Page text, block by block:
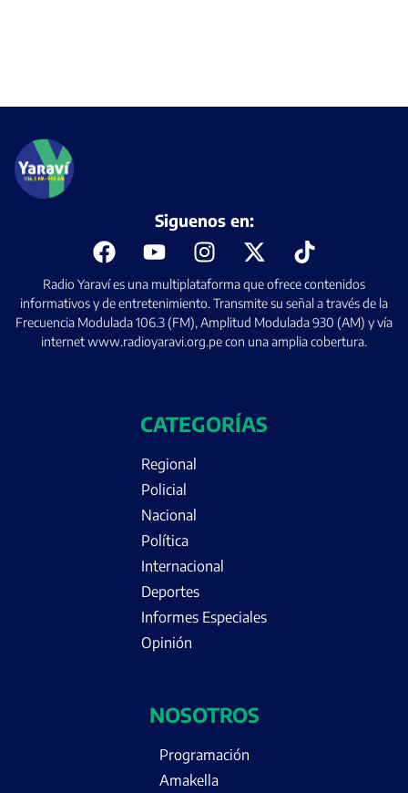
Radio Yaraví es una multiplataforma que ofrece contenidos
informativos y de entretenimiento. Transmite su señal a través de la
Frecuencia Modulada 106.3 (FM), Amplitud Modulada 930 (AM) y vía
internet www.radioyaravi.org.pe con una amplia cobertura.
Siguenos en:
CATEGORÍAS
Regional
Policial
Nacional
Política
Internacional
Deportes
Informes Especiales
Opinión
NOSOTROS
Programación
Amakella